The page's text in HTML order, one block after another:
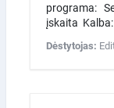
programa:
įskaita
Dėstytojas: